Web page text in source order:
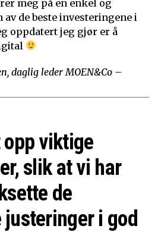
meg på en enkel og
de beste investeringene i
oppdatert jeg gjør er å
daglig leder MOEN&Co –
opp viktige
slik at vi har
de
i god